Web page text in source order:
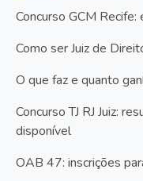
Concurso GCM
Como ser Juiz de
O que faz e quanto
Concurso TJ RJ Juiz:
disponível
OAB 47: inscrições